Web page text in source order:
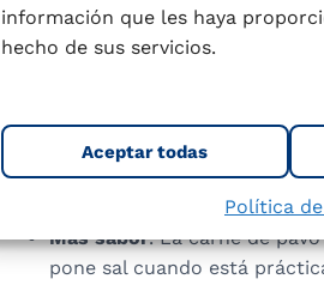
información que les haya
hecho de sus servicios.
Aceptar todas
Política
Tiempo de cocción. La
lentos que la carne de otras
Cómo hacer que la carne
seca y quede bien tierna, se
zumo de limón, unas tres
Más sabor. La carne de
pone sal cuando está